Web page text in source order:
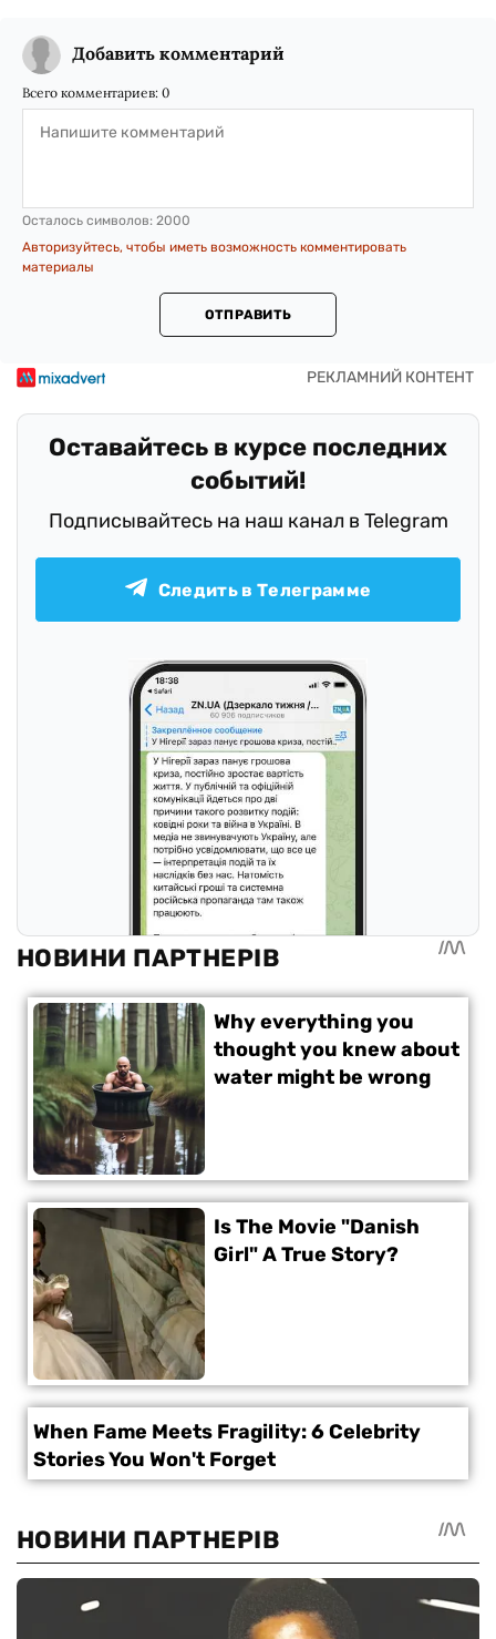
Добавить комментарий
Всего комментариев: 0
Осталось символов: 2000
Авторизуйтесь, чтобы иметь возможность комментировать
материалы
ОТПРАВИТЬ
Оставайтесь в курсе последних
событий!
Подписывайтесь на наш канал в Telegram
Следить в Телеграмме